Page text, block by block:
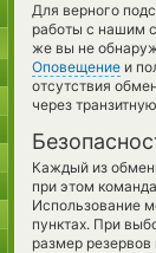
Для верного
работы с нашим
же вы не
Оповещение и
отсутствия
через
Каждый из
при этом
Использование
пунктах. При
размер